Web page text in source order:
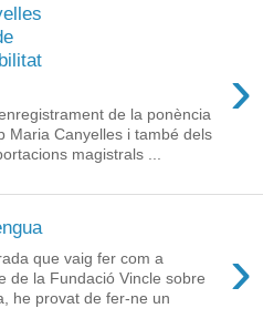
›
de la ponència
Maria Canyelles i també dels
magistrals ...
›
que vaig fer com a
de la Fundació Vincle sobre
he provat de fer-ne un